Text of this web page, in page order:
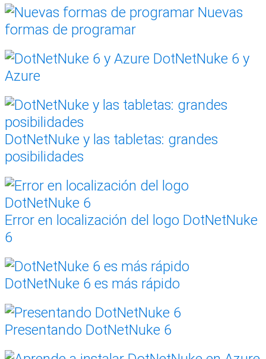
Nuevas
formas de programar
DotNetNuke 6 y
Azure
DotNetNuke y las tabletas: grandes
posibilidades
Error en localización del logo DotNetNuke
6
DotNetNuke 6 es más rápido
Presentando DotNetNuke 6